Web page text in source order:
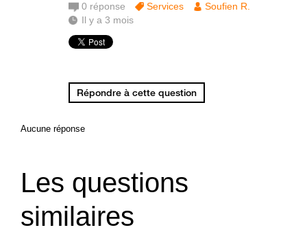
0 réponse Services
Soufien R.
Il y a 3 mois
Répondre à cette question
Aucune réponse
Les questions
similaires